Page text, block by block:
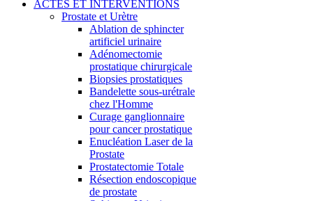
ACTES ET INTERVENTIONS
Prostate et Urètre
Ablation de sphincter
artificiel urinaire
Adénomectomie
prostatique chirurgicale
Biopsies prostatiques
Bandelette sous-urétrale
chez l'Homme
Curage ganglionnaire
pour cancer prostatique
Enucléation Laser de la
Prostate
Prostatectomie Totale
Résection endoscopique
de prostate